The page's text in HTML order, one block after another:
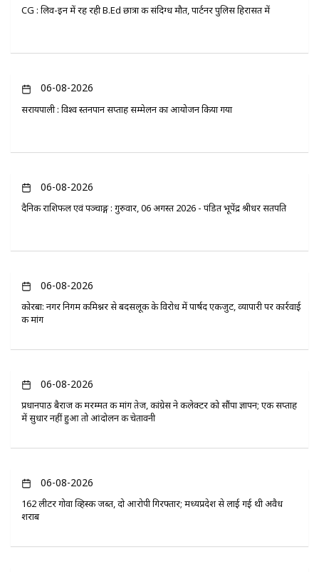
CG : लिव-इन में रह रही B.Ed छात्रा की संदिग्ध मौत, पार्टनर पुलिस हिरासत में
06-08-2026
सरायपाली : विश्व स्तनपान सप्ताह सम्मेलन का आयोजन किया गया
06-08-2026
दैनिक राशिफल एवं पञ्चाङ्ग : गुरुवार, 06 अगस्त 2026 - पंडित भूपेंद्र श्रीधर सतपति
06-08-2026
कोरबा: नगर निगम कमिश्नर से बदसलूकी के विरोध में पार्षद एकजुट, व्यापारी पर कार्रवाई
की मांग
06-08-2026
प्रधानपाठ बैराज की मरम्मत की मांग तेज, कांग्रेस ने कलेक्टर को सौंपा ज्ञापन; एक सप्ताह
में सुधार नहीं हुआ तो आंदोलन की चेतावनी
06-08-2026
162 लीटर गोवा व्हिस्की जब्त, दो आरोपी गिरफ्तार; मध्यप्रदेश से लाई गई थी अवैध
शराब